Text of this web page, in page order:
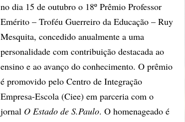
no dia 15 de outubro o 18º Prêmio Professor
Emérito – Troféu Guerreiro da Educação – Ruy
Mesquita, concedido anualmente a uma
personalidade com contribuição destacada ao
ensino e ao avanço do conhecimento. O prêmio
é promovido pelo Centro de Integração
Empresa-Escola (Ciee) em parceria com o
jornal O Estado de S.Paulo. O homenageado é